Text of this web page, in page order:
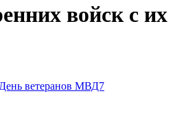
войск с их